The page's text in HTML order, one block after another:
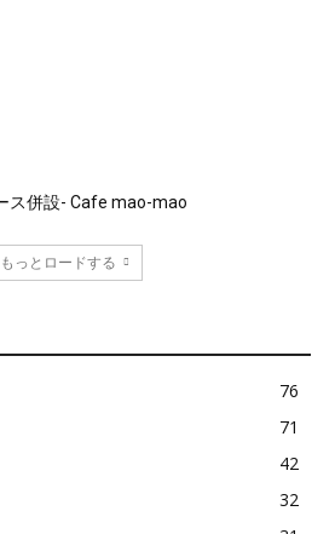
ス併設- Cafe mao-mao
もっとロードする
76
71
42
32